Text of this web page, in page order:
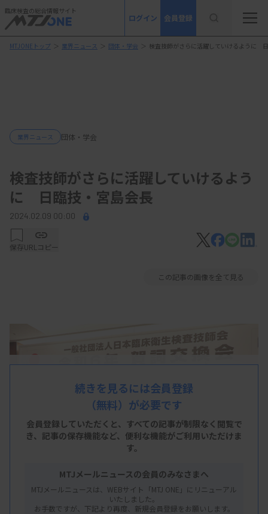
臨床検査の総合情報サイト
ログイン 会員登録
MTJONEトップ ＞ 業界ニュース ＞ 団体・学会 ＞ 検査技師がさらに活躍していけるように
業界ニュース 団体・学会
検査技師がさらに活躍していけるよう
に 日臨技・宮島会長
2024.02.09 00:00
保存URLコピー
この記事の画像を全て見る
続きを見るには会員登録
（無料）が必要です
会員登録していただくと、すべての記事が制限なく閲覧で
き、 記事の保存機能など、便利な機能がご利用いただけま
す。
MTJメールニュースの会員のみなさまへ
MTJメールニュースは、WEBサイト「MTJ ONE」にリニューアル
いたしました。
お手数ですが、下記より再度、新規会員登録をお願いします。